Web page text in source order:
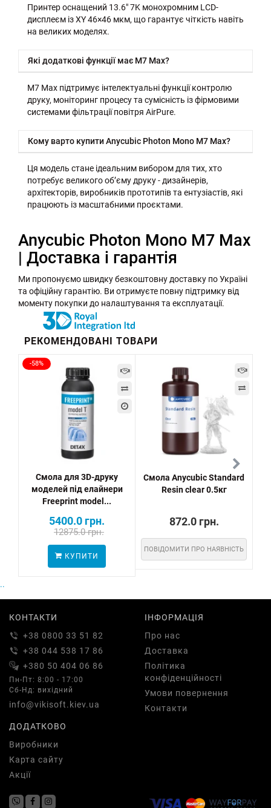
Принтер оснащений 13.6" 7K монохромним LCD-
дисплеєм із XY 46×46 мкм, що гарантує чіткість навіть
на великих моделях.
Які додаткові функції має M7 Max?
M7 Max підтримує інтелектуальні функції контролю
друку, моніторинг процесу та сумісність із фірмовими
системами фільтрації повітря AirPure.
Кому варто купити Anycubic Photon Mono M7 Max?
Ця модель стане ідеальним вибором для тих, хто
потребує великого обʼєму друку - дизайнерів,
архітекторів, виробників прототипів та ентузіастів, які
працюють із масштабними проєктами.
Anycubic Photon Mono M7 Max
| Доставка і гарантія
Ми пропонуємо швидку безкоштовну доставку по Україні
та офіційну гарантію. Ви отримуєте повну підтримку від
моменту покупки до налаштування та експлуатації.
РЕКОМЕНДОВАНІ ТОВАРИ
-58%
Смола для 3D-друку
моделей під елайнери
Freeprint model...
5400.0 грн.
12875.0 грн.
КУПИТИ
Смола Anycubic Standard
Resin clear 0.5кг
872.0 грн.
ПОВІДОМИТИ ПРО НАЯВНІСТЬ
..
КОНТАКТИ
+38 0800 33 51 82
+38 044 538 17 86
+380 50 404 06 86
Пн-Пт: 8:00 - 17:00
Сб-Нд: вихідний
info@vikisoft.kiev.ua
ІНФОРМАЦІЯ
Про нас
Доставка
Політика
конфіденційності
Умови повернення
Контакти
ДОДАТКОВО
Виробники
Карта сайту
Акції